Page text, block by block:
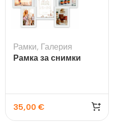
Рамки, Галерия
Рамка за снимки
35,00 €